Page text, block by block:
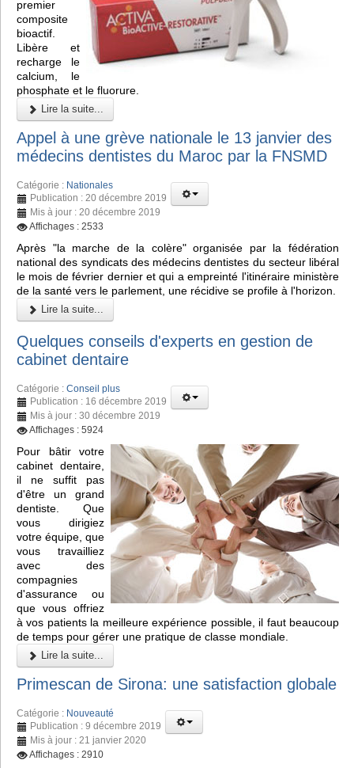
premier
composite
bioactif.
Libère et
recharge le
calcium, le
phosphate et le fluorure.
Lire la suite...
Appel à une grève nationale le 13 janvier des
médecins dentistes du Maroc par la FNSMD
Catégorie : Nationales
Publication : 20 décembre 2019
Mis à jour : 20 décembre 2019
Affichages : 2533
Après "la marche de la colère" organisée par la fédération
national des syndicats des médecins dentistes du secteur libéral
le mois de février dernier et qui a empreinté l'itinéraire ministère
de la santé vers le parlement, une récidive se profile à l'horizon.
Lire la suite...
Quelques conseils d'experts en gestion de
cabinet dentaire
Catégorie : Conseil plus
Publication : 16 décembre 2019
Mis à jour : 30 décembre 2019
Affichages : 5924
Pour bâtir votre
cabinet dentaire,
il ne suffit pas
d'être un grand
dentiste. Que
vous dirigiez
votre équipe, que
vous travailliez
avec des
compagnies
d'assurance ou
que vous offriez
à vos patients la meilleure expérience possible, il faut beaucoup
de temps pour gérer une pratique de classe mondiale.
Lire la suite...
Primescan de Sirona: une satisfaction globale
Catégorie : Nouveauté
Publication : 9 décembre 2019
Mis à jour : 21 janvier 2020
Affichages : 2910